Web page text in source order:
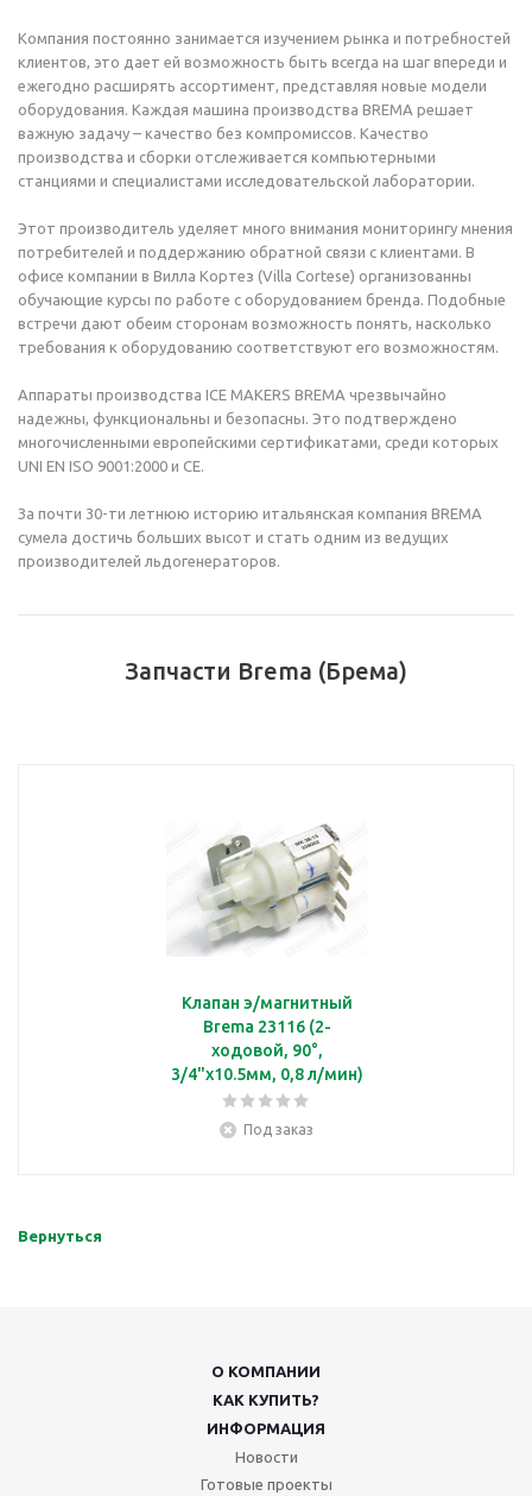
Компания постоянно занимается изучением рынка и потребностей
клиентов, это дает ей возможность быть всегда на шаг впереди и
ежегодно расширять ассортимент, представляя новые модели
оборудования. Каждая машина производства BREMA решает
важную задачу – качество без компромиссов. Качество
производства и сборки отслеживается компьютерными
станциями и специалистами исследовательской лаборатории.
Этот производитель уделяет много внимания мониторингу мнения
потребителей и поддержанию обратной связи с клиентами. В
офисе компании в Вилла Кортез (Villa Cortese) организованны
обучающие курсы по работе с оборудованием бренда. Подобные
встречи дают обеим сторонам возможность понять, насколько
требования к оборудованию соответствуют его возможностям.
Аппараты производства ICE MAKERS BREMA чрезвычайно
надежны, функциональны и безопасны. Это подтверждено
многочисленными европейскими сертификатами, среди которых
UNI EN ISO 9001:2000 и СЕ.
За почти 30-ти летнюю историю итальянская компания BREMA
сумела достичь больших высот и стать одним из ведущих
производителей льдогенераторов.
Запчасти Brema (Брема)
Клапан э/магнитный
Brema 23116 (2-
ходовой, 90°,
3/4"x10.5мм, 0,8 л/мин)
Под заказ
Вернуться
О КОМПАНИИ
КАК КУПИТЬ?
ИНФОРМАЦИЯ
Новости
Готовые проекты